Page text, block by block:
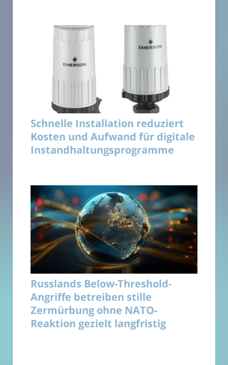
Schnelle Installation reduziert
Kosten und Aufwand für digitale
Instandhaltungsprogramme
Russlands Below-Threshold-
Angriffe betreiben stille
Zermürbung ohne NATO-
Reaktion gezielt langfristig